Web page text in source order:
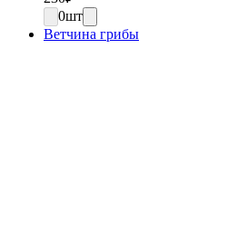
0шт
Ветчина грибы